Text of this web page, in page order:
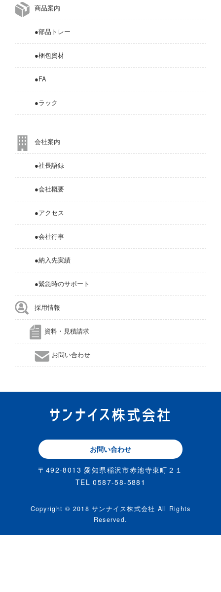
商品案内
●部品トレー
●梱包資材
●FA
●ラック
会社案内
●社長語録
●会社概要
●アクセス
●会社行事
●納入先実績
●緊急時のサポート
採用情報
資料・見積請求
お問い合わせ
お問い合わせ
〒492-8013 愛知県稲沢市赤池寺東町２１
TEL 0587-58-5881
Copyright © 2018 サンナイス株式会社 All Rights
Reserved.